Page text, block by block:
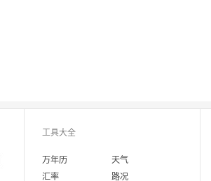
工具大全
万年历
天气
汇率
路况